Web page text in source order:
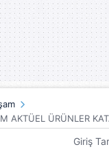
AKTÜEL ÜRÜNLER
Giriş